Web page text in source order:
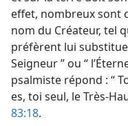
effet, nombreux sont
nom du Créateur, tel
préfèrent lui
Seigneur ” ou “
psalmiste répond : “
es, toi seul, le Très-
83:18.